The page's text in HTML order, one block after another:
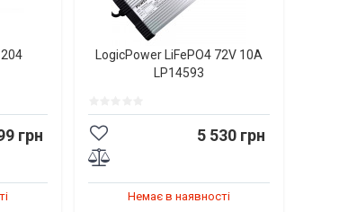
грн
LogicPower LiFePO4 72V 10A
LP14593
5 530 грн
Немає в наявності